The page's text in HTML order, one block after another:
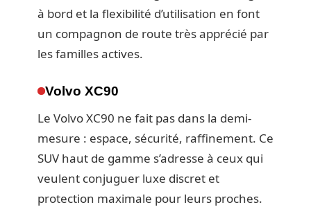
à bord et la flexibilité d’utilisation en font
un compagnon de route très apprécié par
les familles actives.
Volvo XC90
Le Volvo XC90 ne fait pas dans la demi-
mesure : espace, sécurité, raffinement. Ce
SUV haut de gamme s’adresse à ceux qui
veulent conjuguer luxe discret et
protection maximale pour leurs proches.